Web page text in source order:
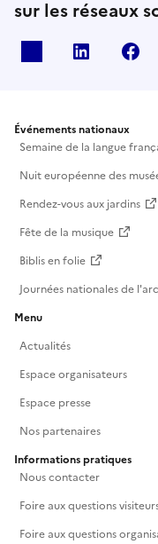
sur les réseaux
Linkedin
Événements nationaux
Semaine de la langue
Nuit européenne des
Rendez-vous aux jardins
Fête de la musique
Biblis en folie
Journées nationales de
Menu
Actualités
Espace organisateurs
Espace presse
Nos partenaires
Informations pratiques
Nous contacter
Foire aux questions
Foire aux questions